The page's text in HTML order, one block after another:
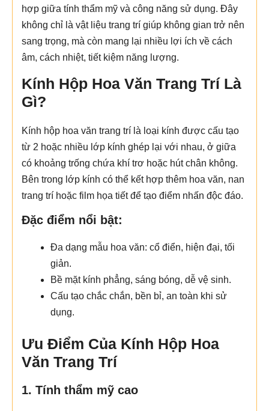
hợp giữa tính thẩm mỹ và công năng sử dụng. Đây
không chỉ là vật liệu trang trí giúp không gian trở nên
sang trọng, mà còn mang lại nhiều lợi ích về cách
âm, cách nhiệt, tiết kiệm năng lượng.
Kính Hộp Hoa Văn Trang Trí Là
Gì?
Kính hộp hoa văn trang trí là loại kính được cấu tạo
từ 2 hoặc nhiều lớp kính ghép lại với nhau, ở giữa
có khoảng trống chứa khí trơ hoặc hút chân không.
Bên trong lớp kính có thể kết hợp thêm hoa văn, nan
trang trí hoặc film họa tiết để tạo điểm nhấn độc đáo.
Đặc điểm nổi bật:
Đa dạng mẫu hoa văn: cổ điển, hiện đại, tối
giản.
Bề mặt kính phẳng, sáng bóng, dễ vệ sinh.
Cấu tạo chắc chắn, bền bỉ, an toàn khi sử
dụng.
Ưu Điểm Của Kính Hộp Hoa
Văn Trang Trí
1. Tính thẩm mỹ cao